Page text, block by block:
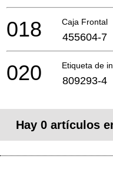
Caja Frontal
018 455604-7
Etiqueta de
020 809293-4
Hay 0 artículos